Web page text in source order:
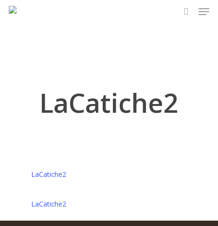
Skip
LaCatiche2
LaCatiche2
LaCatiche2